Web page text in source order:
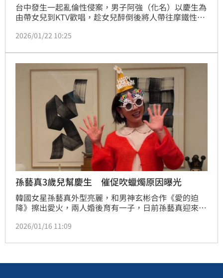
台中發生一起亂倫性侵案，男子阿強（化名）以慶生為
由帶女兒到KTV歡唱，趁女兒醉倒後將人帶往摩鐵性
嗎？」但阿強不但沒有停手，反而變本加厲。台中地院
性交罪，判處阿強4年徒刑；全案可上訴。
2026/01/22 10:25
孫藝真3歲兒幫慶生 催促吹蠟燭原因曝光
韓國女星孫藝真外型亮麗，和男神玄彬合作《愛的迫
降》擦出愛火，兩人婚後育有一子，日前孫藝真迎來44
趕快吹蠟燭，真實原因讓孫藝真笑到不行。蔡佩伶報導
2026/01/16 11:09